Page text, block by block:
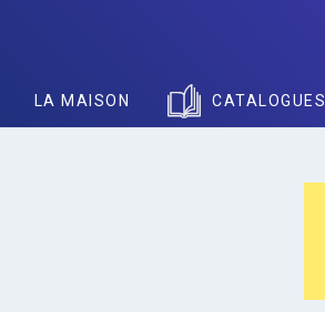
LA MAISON CATALOGUES